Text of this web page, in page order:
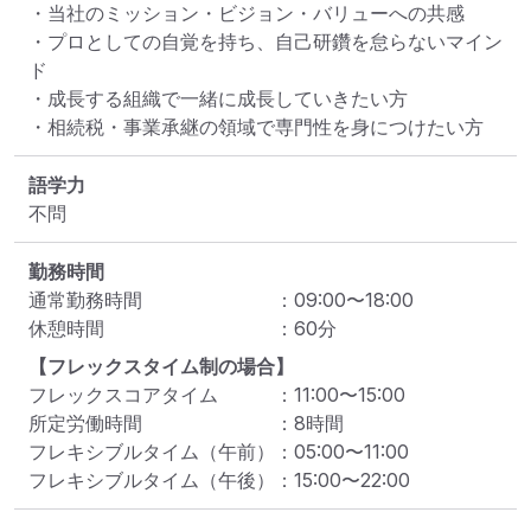
・当社のミッション・ビジョン・バリューへの共感
・プロとしての自覚を持ち、自己研鑽を怠らないマイン
ド
・成長する組織で一緒に成長していきたい方
・相続税・事業承継の領域で専門性を身につけたい方
語学力
不問
勤務時間
通常勤務時間
： 09:00〜18:00
休憩時間
： 60分
【フレックスタイム制の場合】
フレックスコアタイム
： 11:00〜15:00
所定労働時間
： 8時間
フレキシブルタイム（午前）
： 05:00〜11:00
フレキシブルタイム（午後）
： 15:00〜22:00